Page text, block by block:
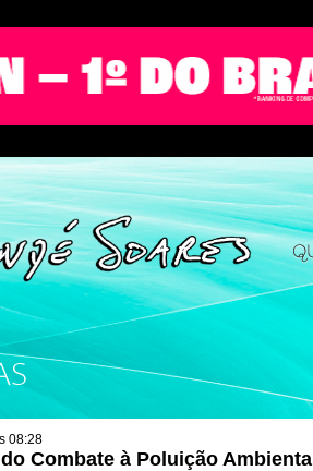
08:28
Combate à Poluição Ambiental